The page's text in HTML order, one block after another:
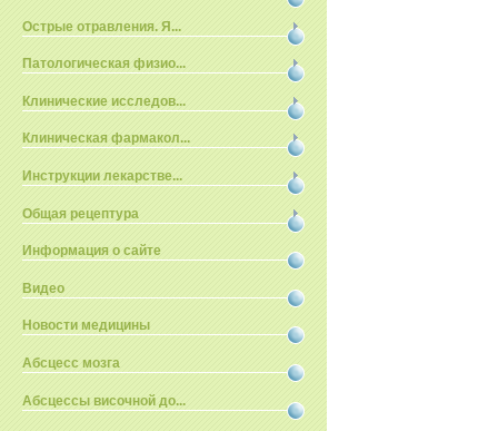
Острые отравления. Я...
Патологическая физио...
Клинические исследов...
Клиническая фармакол...
Инструкции лекарстве...
Общая рецептура
Информация о сайте
Видео
Новости медицины
Абсцесс мозга
Абсцессы височной до...